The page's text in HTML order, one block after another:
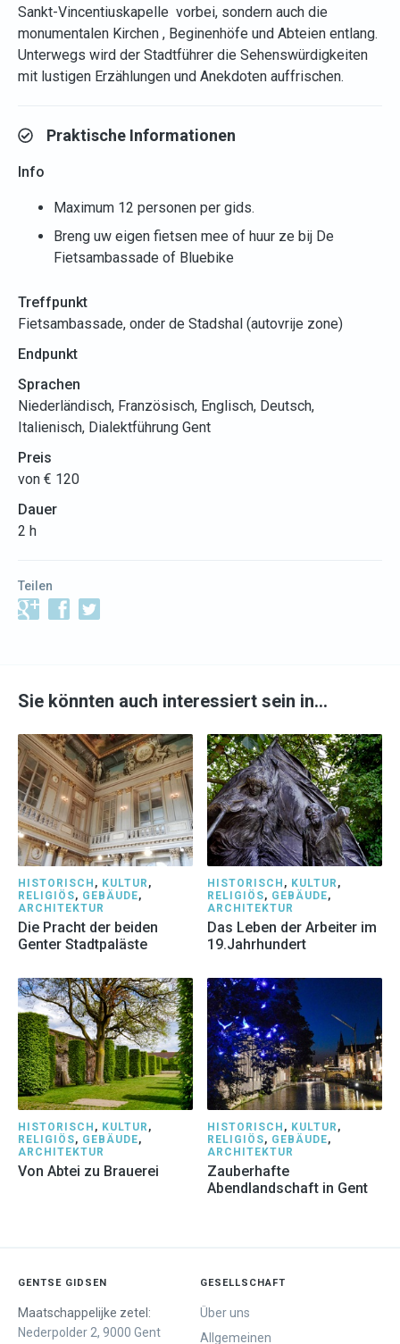
Sankt-Vincentiuskapelle vorbei, sondern auch die
monumentalen Kirchen , Beginenhöfe und Abteien entlang.
Unterwegs wird der Stadtführer die Sehenswürdigkeiten
mit lustigen Erzählungen und Anekdoten auffrischen.
Praktische Informationen
Info
Maximum 12 personen per gids.
Breng uw eigen fietsen mee of huur ze bij De
Fietsambassade of Bluebike
Treffpunkt
Fietsambassade, onder de Stadshal (autovrije zone)
Endpunkt
Sprachen
Niederländisch, Französisch, Englisch, Deutsch,
Italienisch, Dialektführung Gent
Preis
von € 120
Dauer
2 h
Teilen
Sie könnten auch interessiert sein in…
HISTORISCH , KULTUR ,
RELIGIÖS, GEBÄUDE,
ARCHITEKTUR
Die Pracht der beiden
Genter Stadtpaläste
HISTORISCH , KULTUR ,
RELIGIÖS, GEBÄUDE,
ARCHITEKTUR
Das Leben der Arbeiter im
19.Jahrhundert
HISTORISCH , KULTUR ,
RELIGIÖS, GEBÄUDE,
ARCHITEKTUR
Von Abtei zu Brauerei
HISTORISCH , KULTUR ,
RELIGIÖS, GEBÄUDE,
ARCHITEKTUR
Zauberhafte
Abendlandschaft in Gent
GENTSE GIDSEN
Maatschappelijke zetel:
Nederpolder 2, 9000 Gent
GESELLSCHAFT
Über uns
Allgemeinen